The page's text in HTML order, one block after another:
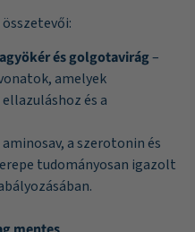
és golgotavirág–
amelyek
és a
a szerotonin és
tudományosan igazolt